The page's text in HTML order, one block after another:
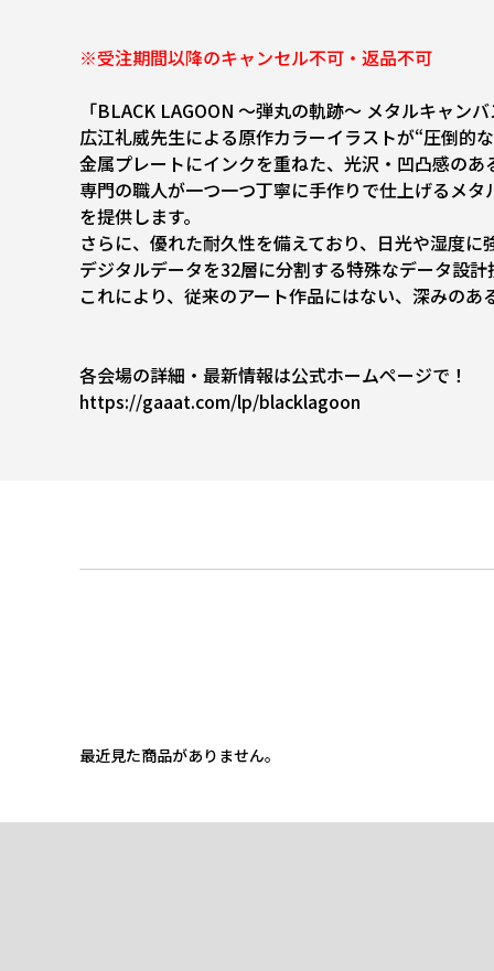
※受注期間以降のキャンセル不可・返品不可
「BLACK LAGOON ～弾丸の軌跡～ メタルキャン
広江礼威先生による原作カラーイラストが“圧倒的
金属プレートにインクを重ねた、光沢・凹凸感の
専門の職人が一つ一つ丁寧に手作りで仕上げるメ
を提供します。
さらに、優れた耐久性を備えており、日光や湿度
デジタルデータを32層に分割する特殊なデータ設
これにより、従来のアート作品にはない、深みの
各会場の詳細・最新情報は公式ホームページで！
https://gaaat.com/lp/blacklagoon
最近見た商品がありません。